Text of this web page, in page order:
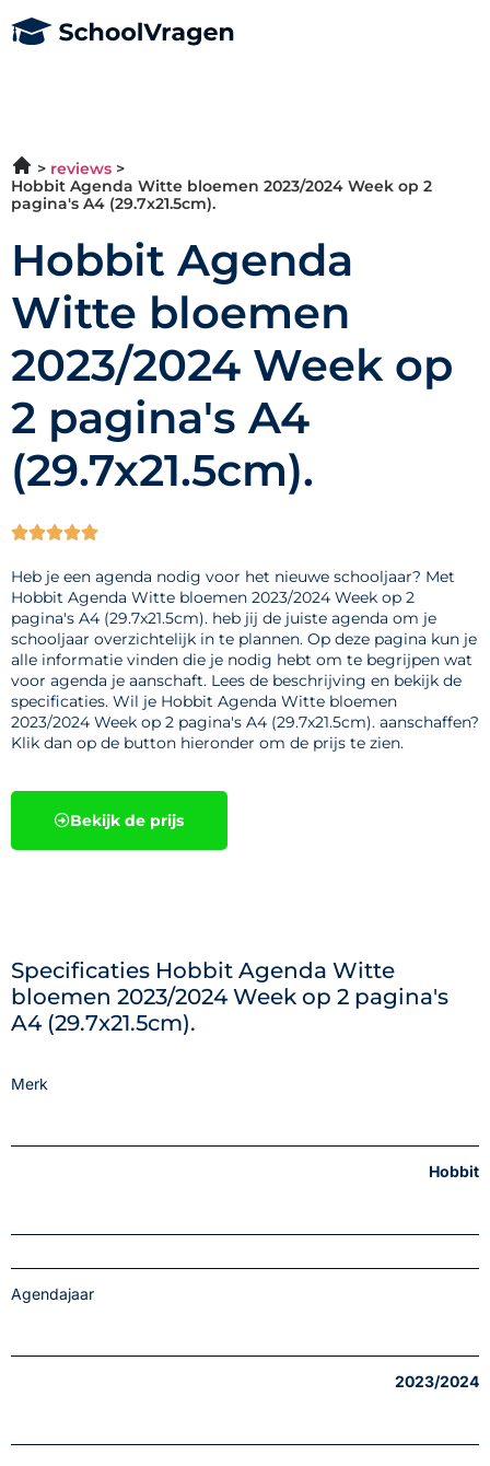
reviews
Hobbit Agenda Witte bloemen 2023/2024 Week op 2
pagina's A4 (29.7x21.5cm).
Hobbit Agenda
Witte bloemen
2023/2024 Week op
2 pagina's A4
(29.7x21.5cm).

Heb je een agenda nodig voor het nieuwe schooljaar? Met
Hobbit Agenda Witte bloemen 2023/2024 Week op 2
pagina's A4 (29.7x21.5cm). heb jij de juiste agenda om je
schooljaar overzichtelijk in te plannen. Op deze pagina kun je
alle informatie vinden die je nodig hebt om te begrijpen wat
voor agenda je aanschaft. Lees de beschrijving en bekijk de
specificaties. Wil je Hobbit Agenda Witte bloemen
2023/2024 Week op 2 pagina's A4 (29.7x21.5cm). aanschaffen?
Klik dan op de button hieronder om de prijs te zien.
Bekijk de prijs
Specificaties Hobbit Agenda Witte
bloemen 2023/2024 Week op 2 pagina's
A4 (29.7x21.5cm).
Merk
Hobbit
Agendajaar
2023/2024